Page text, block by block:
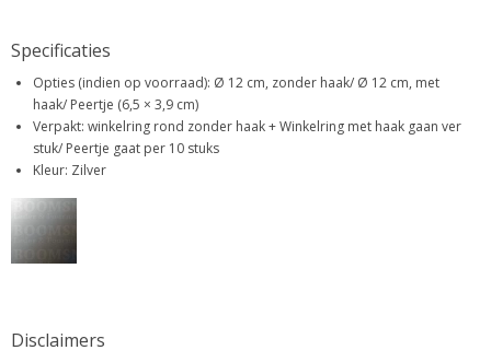
Specificaties
Opties (indien op voorraad): Ø 12 cm, zonder haak/ Ø 12 cm, met
haak/ Peertje (6,5 × 3,9 cm)
Verpakt: winkelring rond zonder haak + Winkelring met haak gaan ver
stuk/ Peertje gaat per 10 stuks
Kleur: Zilver
Disclaimers